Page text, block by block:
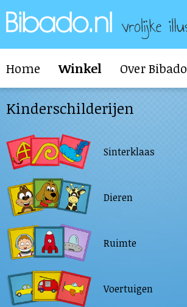
Home Winkel Over Bibado
Kinderschilderijen
Sinterklaas
Dieren
Ruimte
Voertuigen